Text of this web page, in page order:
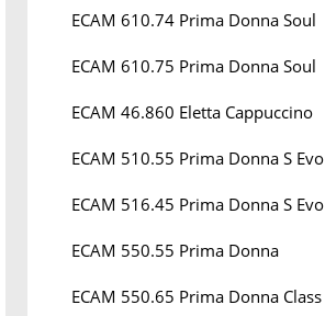
ECAM 610.74 Prima Donna Soul
ECAM 610.75 Prima Donna Soul
ECAM 46.860 Eletta Cappuccino
ECAM 510.55 Prima Donna S Evo
ECAM 516.45 Prima Donna S Evo
ECAM 550.55 Prima Donna
ECAM 550.65 Prima Donna Class